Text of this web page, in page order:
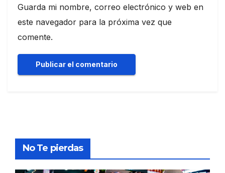
Guarda mi nombre, correo electrónico y web en
este navegador para la próxima vez que
comente.
No Te pierdas